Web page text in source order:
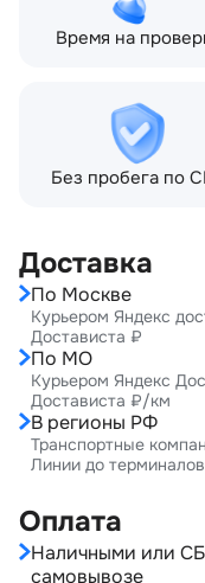
Время на
Без пробега по
Доставка
По Москве
Курьером Яндекс
Достависта ₽
По МО
Курьером Яндекс
Достависта ₽/км
В регионы РФ
Транспортные
Линии до
Оплата
Наличными или
самовывозе